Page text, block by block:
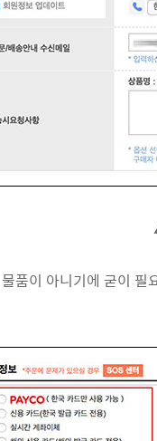
품이 아니기에 굳이 필